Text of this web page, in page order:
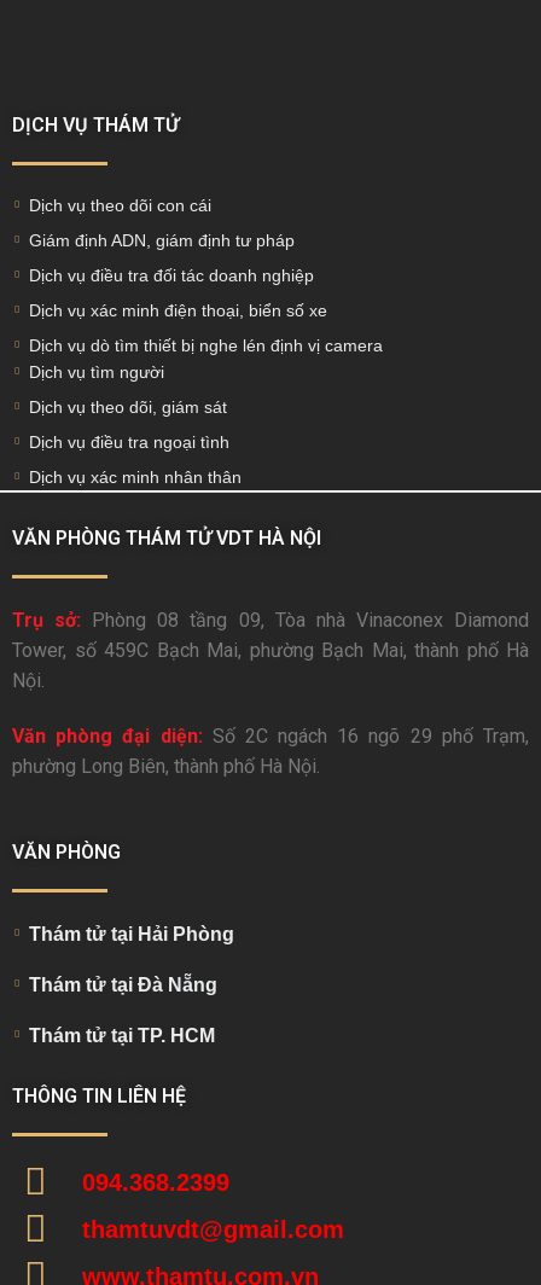
DỊCH VỤ THÁM TỬ
Dịch vụ theo dõi con cái
Giám định ADN, giám định tư pháp
Dịch vụ điều tra đối tác doanh nghiệp
Dịch vụ xác minh điện thoại, biển số xe
Dịch vụ dò tìm thiết bị nghe lén định vị camera
Dịch vụ tìm người
Dịch vụ theo dõi, giám sát
Dịch vụ điều tra ngoại tình
Dịch vụ xác minh nhân thân
VĂN PHÒNG THÁM TỬ VDT HÀ NỘI
Trụ sở: Phòng 08 tầng 09, Tòa nhà Vinaconex Diamond
Tower, số 459C Bạch Mai, phường Bạch Mai, thành phố Hà
Nội.
Văn phòng đại diện: Số 2C ngách 16 ngõ 29 phố Trạm,
phường Long Biên, thành phố Hà Nội.
VĂN PHÒNG
Thám tử tại Hải Phòng
Thám tử tại Đà Nẵng
Thám tử tại TP. HCM
THÔNG TIN LIÊN HỆ
094.368.2399
thamtuvdt@gmail.com
www.thamtu.com.vn